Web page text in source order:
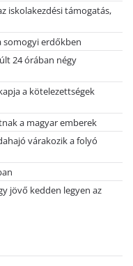
iskolakezdési támogatás,
somogyi erdőkben
24 órában négy
a kötelezettségek
a magyar emberek
várakozik a folyó
jövő kedden legyen az